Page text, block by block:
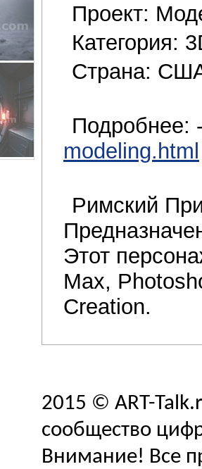
Проект:
Категория:
Страна:
Подробнее:
modeling.html
Римский
Этот
Max,
Creation.
2015 © ART-
сообщество
Внимание! Все